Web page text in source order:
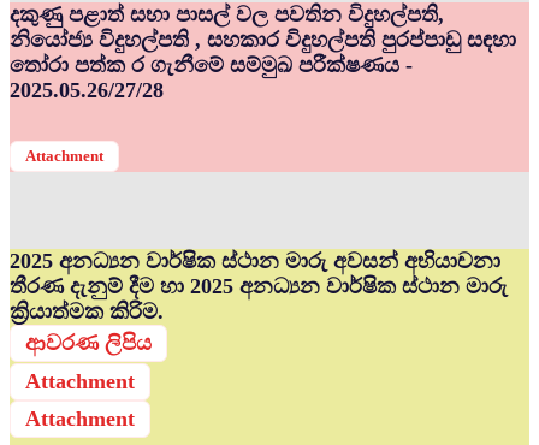
දකුණු පළාත් සභා පාසල් වල පවතින විදුහල්පති,
නියෝජ්‍ය විදුහල්පති , සහකාර විදුහල්පති පුරප්පාඩු සඳහා
තෝරා පත්ක ර ගැනීමේ සම්මුඛ පරීක්ෂණය -
2025.05.26/27/28
Attachment
2025 අනධ්‍යන වාර්ෂික ස්ථාන මාරු අවසන් අභියාචනා
තීරණ දැනුම් දීම හා 2025 අනධ්‍යන වාර්ෂික ස්ථාන මාරු
ක්‍රියාත්මක කිරිම.
ආවරණ ලිපිය
Attachment
Attachment